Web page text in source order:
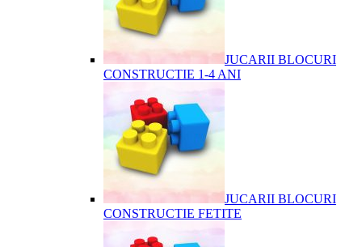
JUCARII BLOCURI
CONSTRUCTIE 1-4 ANI
JUCARII BLOCURI
CONSTRUCTIE FETITE